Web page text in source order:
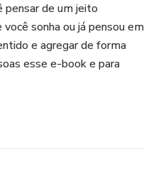
pensar de um jeito
sonha ou já pensou em
e agregar de forma
esse e-book e para